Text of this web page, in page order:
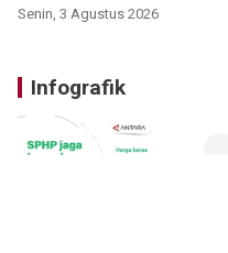
Senin, 3 Agustus 2026
Infografik